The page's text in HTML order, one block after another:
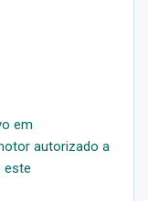
em
autorizado a
este